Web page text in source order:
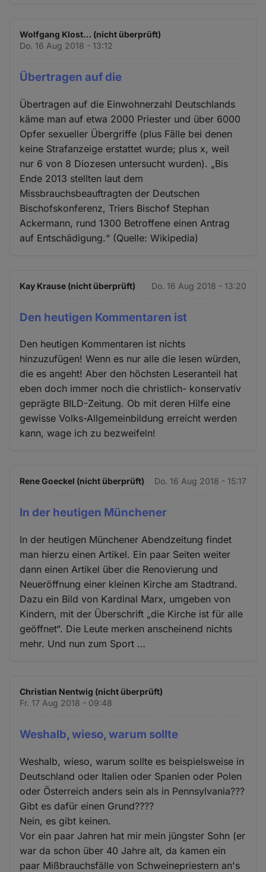
Wolfgang Klost… (nicht überprüft)
Do. 16 Aug 2018 - 13:12
Übertragen auf die
Übertragen auf die Einwohnerzahl Deutschlands
käme man auf etwa 2000 Priester und über 6000
Opfer sexueller Übergriffe (plus Fälle bei denen
keine Strafanzeige erstattet wurde; plus x, weil
nur 6 von 8 Diozesen untersucht wurden). „Bis
Ende 2013 stellten laut dem
Missbrauchsbeauftragten der Deutschen
Bischofskonferenz, Triers Bischof Stephan
Ackermann, rund 1300 Betroffene einen Antrag
auf Entschädigung.“ (Quelle: Wikipedia)
Kay Krause (nicht überprüft) Do. 16 Aug 2018 - 13:20
Den heutigen Kommentaren ist
Den heutigen Kommentaren ist nichts
hinzuzufügen! Wenn es nur alle die lesen würden,
die es angeht! Aber den höchsten Leseranteil hat
eben doch immer noch die christlich- konservativ
geprägte BILD-Zeitung. Ob mit deren Hilfe eine
gewisse Volks-Allgemeinbildung erreicht werden
kann, wage ich zu bezweifeln!
Rene Goeckel (nicht überprüft) Do. 16 Aug 2018 - 15:17
In der heutigen Münchener
In der heutigen Münchener Abendzeitung findet
man hierzu einen Artikel. Ein paar Seiten weiter
dann einen Artikel über die Renovierung und
Neueröffnung einer kleinen Kirche am Stadtrand.
Dazu ein Bild von Kardinal Marx, umgeben von
Kindern, mit der Überschrift „die Kirche ist für alle
geöffnet“. Die Leute merken anscheinend nichts
mehr. Und nun zum Sport …
Christian Nentwig (nicht überprüft)
Fr. 17 Aug 2018 - 09:48
Weshalb, wieso, warum sollte
Weshalb, wieso, warum sollte es beispielsweise in
Deutschland oder Italien oder Spanien oder Polen
oder Österreich anders sein als in Pennsylvania???
Gibt es dafür einen Grund????
Nein, es gibt keinen.
Vor ein paar Jahren hat mir mein jüngster Sohn (er
war da schon über 40 Jahre alt, da kamen ein
paar Mißbrauchsfälle von Schweinepriestern an's